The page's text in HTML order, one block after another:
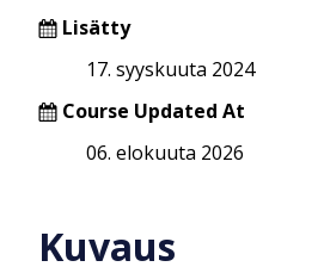
Lisätty
17. syyskuuta 2024
Course Updated At
06. elokuuta 2026
Kuvaus